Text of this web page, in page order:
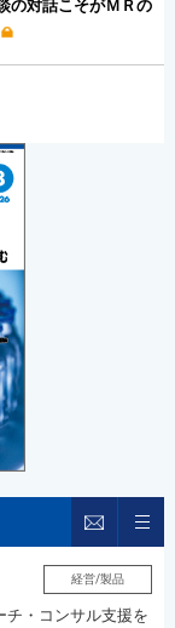
の対話こそがＭＲの
経営/製品
チ・コンサル支援を